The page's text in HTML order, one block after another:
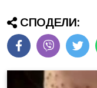
СПОДЕЛИ: